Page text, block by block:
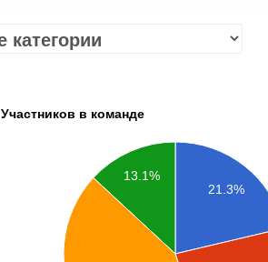
Участников в команде
21.3%
13.1%